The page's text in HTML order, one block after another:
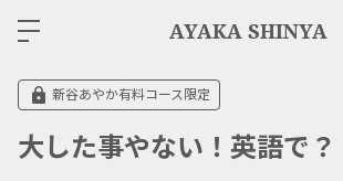
AYAKA SHINYA
新谷あやか有料コース限定
大した事やない！英語で？